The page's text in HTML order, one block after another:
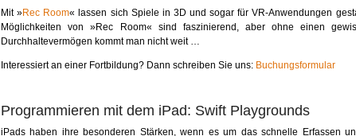
Mit »Rec Room« lassen sich Spiele in 3D und sogar für VR-Anwendungen
Möglichkeiten von »Rec Room« sind faszinierend, aber ohne einen
Durchhaltevermögen kommt man nicht weit …
Interessiert an einer Fortbildung? Dann schreiben Sie uns: Buchungsformular
Programmieren mit dem iPad: Swift Playgrounds
iPads haben ihre besonderen Stärken, wenn es um das schnelle Erfassen